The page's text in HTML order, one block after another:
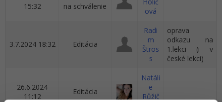
Umelá inteligencia
Linux a UNIX
Kybernetická bezpečnost
Windows
Video
15:32
na schválenie
ová
3.7.2024 18:32 Editácia
Radi
m
Štros
s
oprava
odkazu na
1.lekci (i v
české lekci)
26.6.2024
11:12
Editácia
Natáli
e
Růžič